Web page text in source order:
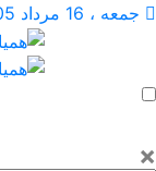
مرداد 1405